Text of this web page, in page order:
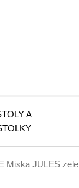
A
Miska JULES